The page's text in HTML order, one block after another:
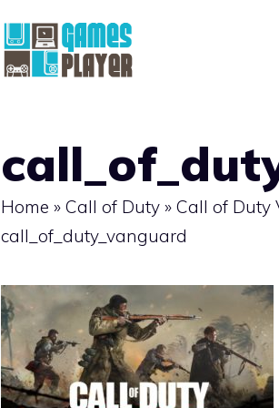
Home » Call of Duty » Call of Duty
call_of_duty_vanguard